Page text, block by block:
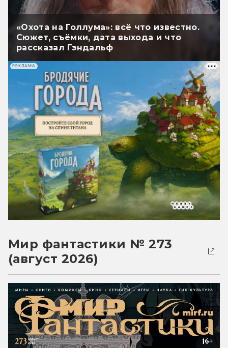
«Охота на Голлума»: всё что известно.
Сюжет, съёмки, дата выхода и что
рассказал Гэндальф
РЕКЛАМА
Мир фантастики № 273
(август 2026)